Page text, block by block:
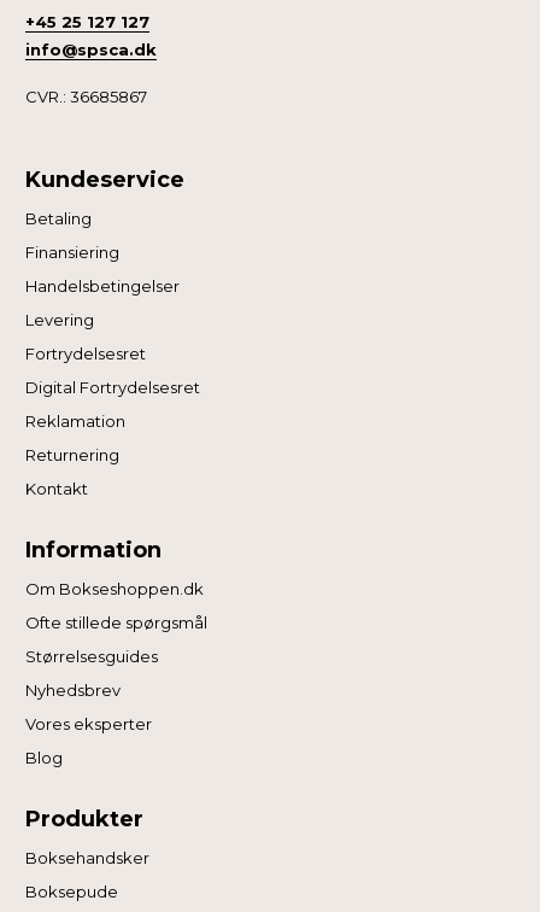
+45 25 127 127
info@spsca.dk
CVR.: 36685867
Kundeservice
Betaling
Finansiering
Handelsbetingelser
Levering
Fortrydelsesret
Digital Fortrydelsesret
Reklamation
Returnering
Kontakt
Information
Om Bokseshoppen.dk
Ofte stillede spørgsmål
Størrelsesguides
Nyhedsbrev
Vores eksperter
Blog
Produkter
Boksehandsker
Boksepude